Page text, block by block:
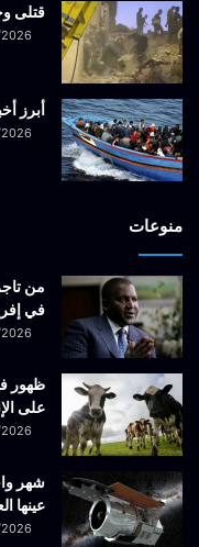
قتلى
أبرز
منوعات
من
في
ظهور
على
شهر
عينها